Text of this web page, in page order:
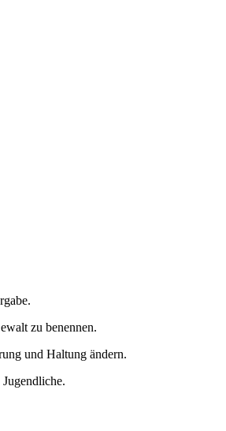
zu benennen.
und Haltung ändern.